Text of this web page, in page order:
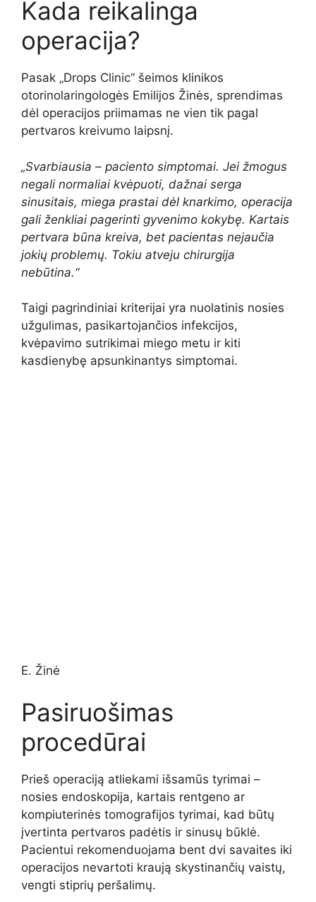
Kada reikalinga
operacija?
Pasak „Drops Clinic“ šeimos klinikos
otorinolaringologės Emilijos Žinės, sprendimas
dėl operacijos priimamas ne vien tik pagal
pertvaros kreivumo laipsnį.
„Svarbiausia – paciento simptomai. Jei žmogus
negali normaliai kvėpuoti, dažnai serga
sinusitais, miega prastai dėl knarkimo, operacija
gali ženkliai pagerinti gyvenimo kokybę. Kartais
pertvara būna kreiva, bet pacientas nejaučia
jokių problemų. Tokiu atveju chirurgija
nebūtina.“
Taigi pagrindiniai kriterijai yra nuolatinis nosies
užgulimas, pasikartojančios infekcijos,
kvėpavimo sutrikimai miego metu ir kiti
kasdienybę apsunkinantys simptomai.
E. Žinė
Pasiruošimas
procedūrai
Prieš operaciją atliekami išsamūs tyrimai –
nosies endoskopija, kartais rentgeno ar
kompiuterinės tomografijos tyrimai, kad būtų
įvertinta pertvaros padėtis ir sinusų būklė.
Pacientui rekomenduojama bent dvi savaites iki
operacijos nevartoti kraują skystinančių vaistų,
vengti stiprių peršalimų.